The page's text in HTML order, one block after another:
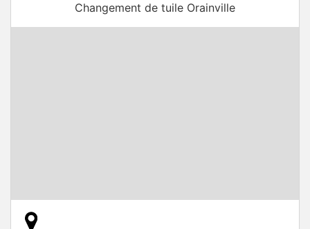
Changement de tuile Orainville